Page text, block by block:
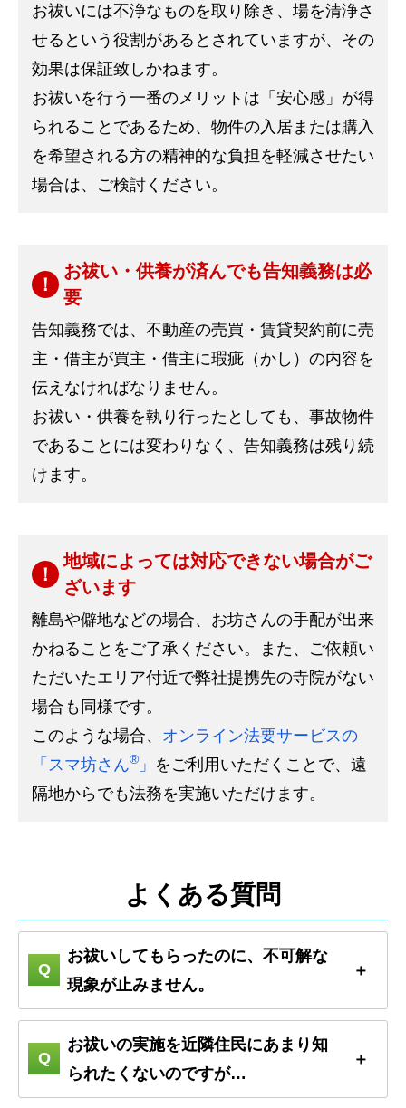
お祓いには不浄なものを取り除き、場を清浄さ
せるという役割があるとされていますが、その
効果は保証致しかねます。
お祓いを行う一番のメリットは「安心感」が得
られることであるため、物件の入居または購入
を希望される方の精神的な負担を軽減させたい
場合は、ご検討ください。
お祓い・供養が済んでも告知義務は必
要
告知義務では、不動産の売買・賃貸契約前に売
主・借主が買主・借主に瑕疵（かし）の内容を
伝えなければなりません。
お祓い・供養を執り行ったとしても、事故物件
であることには変わりなく、告知義務は残り続
けます。
地域によっては対応できない場合がご
ざいます
離島や僻地などの場合、お坊さんの手配が出来
かねることをご了承ください。また、ご依頼い
ただいたエリア付近で弊社提携先の寺院がない
場合も同様です。
このような場合、 オンライン法要サービスの
「スマ坊さん® 」 をご利用いただくことで、遠
隔地からでも法務を実施いただけます。
よくある質問
お祓いしてもらったのに、不可解な
現象が止みません。
お祓いの実施を近隣住民にあまり知
られたくないのですが…